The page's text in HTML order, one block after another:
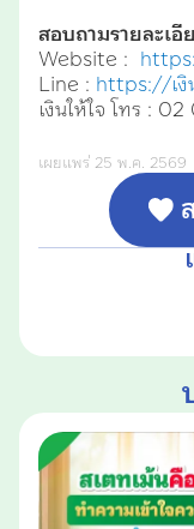
สอบถามรายละเอี
Website :
Line : https://เงิ
เงินให้ใจ โทร :
เผยแพร่ 25 พ.ค. 2569